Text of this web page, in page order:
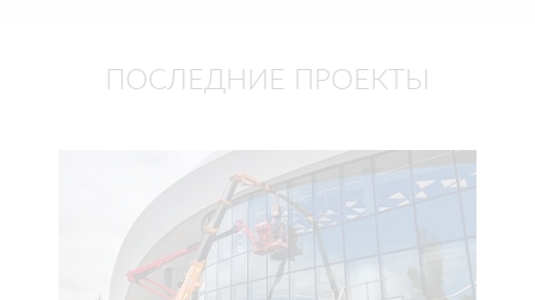
ПОСЛЕДНИЕ ПРОЕКТЫ